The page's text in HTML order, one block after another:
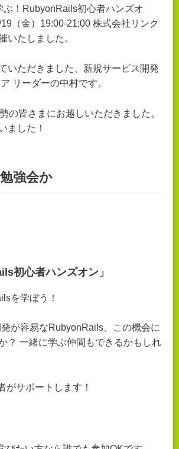
ぶ！RubyonRails初心者ハンズオ
（金）19:00-21:00 株式会社リンク
いたしました。
いただきました、新規サービス開発
リーダーの中村です。
の皆さまにお越しいただきました。
ました！
強会か
初心者ハンズオン」
を学ぼう！
が容易なRubyonRails、この機会に
？ 一緒に学ぶ仲間もできるかもしれ
がサポートします！